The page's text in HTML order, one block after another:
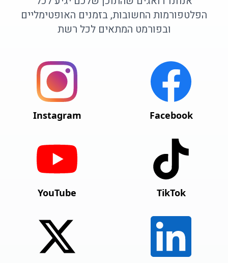
הפלטפורמות החשובות, בזמנים האופטימליים
ובפורמט המתאים לכל רשת
Facebook
Instagram
TikTok
YouTube